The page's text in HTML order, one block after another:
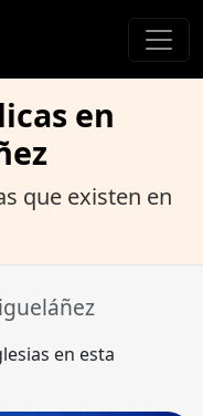
en
que existen en
en esta